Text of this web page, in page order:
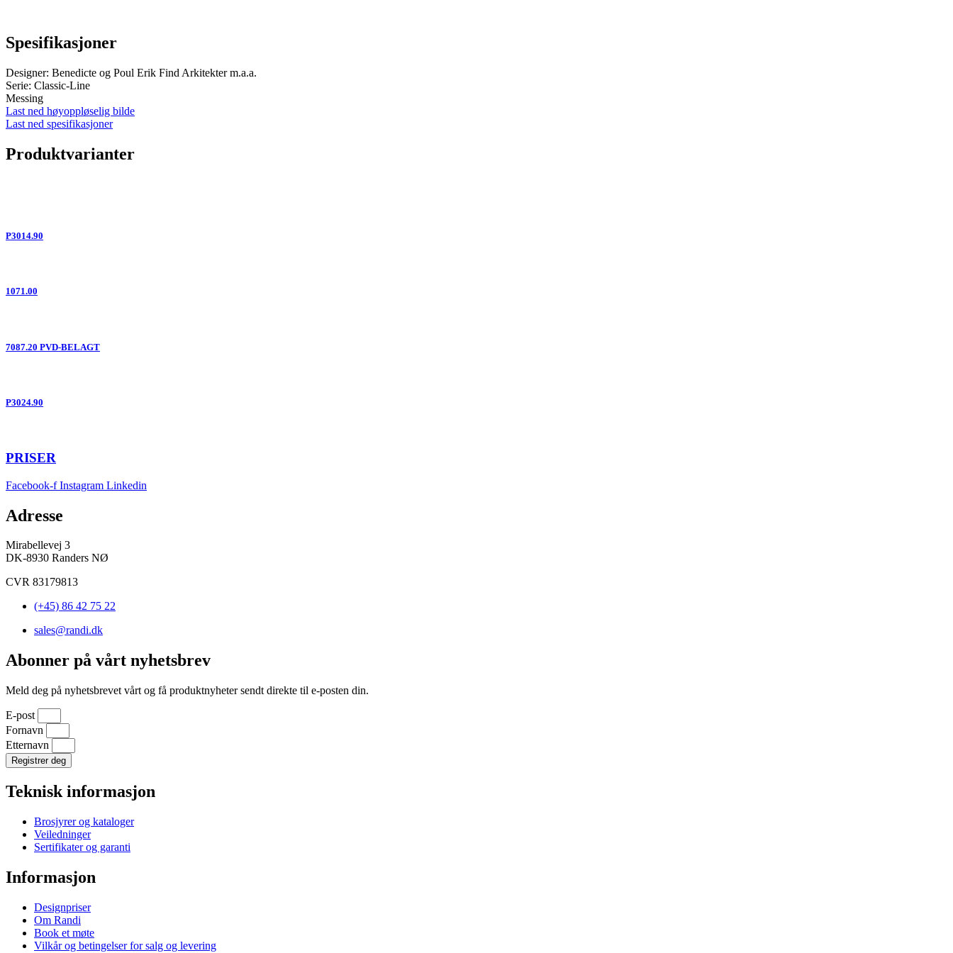
Spesifikasjoner
Designer: Benedicte og Poul Erik Find Arkitekter m.a.a.
Serie: Classic-Line
Messing
Last ned høyoppløselig bilde
Last ned spesifikasjoner
Produktvarianter
P3014.90
1071.00
7087.20 PVD-BELAGT
P3024.90
PRISER
Facebook-f Instagram Linkedin
Adresse
Mirabellevej 3
DK-8930 Randers NØ
CVR 83179813
(+45) 86 42 75 22
sales@randi.dk
Abonner på vårt nyhetsbrev
Meld deg på nyhetsbrevet vårt og få produktnyheter sendt direkte til e-posten din.
E-post
Fornavn
Etternavn
Registrer deg
Teknisk informasjon
Brosjyrer og kataloger
Veiledninger
Sertifikater og garanti
Informasjon
Designpriser
Om Randi
Book et møte
Vilkår og betingelser for salg og levering